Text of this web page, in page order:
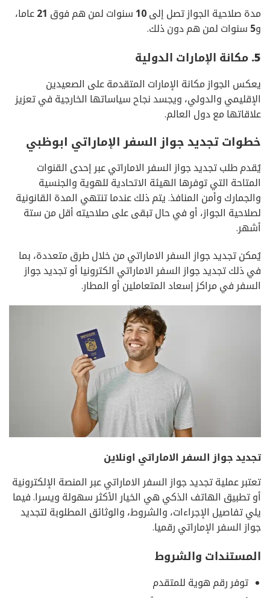
مدة صلاحية الجواز تصل إلى10سنوات لمن هم فوق21عاما،
و5سنوات لمن هم دون ذلك.
5. مكانة الإمارات الدولية
يعكس الجواز مكانة الإمارات المتقدمة على الصعيدين
الإقليمي والدولي، ويجسد نجاح سياساتها الخارجية في تعزيز
علاقاتها مع دول العالم.
خطوات تجديد جواز السفر الإماراتي ابوظبي
يُقدم طلب تجديد جواز السفر الاماراتي عبر إحدى القنوات
المتاحة التي توفرها الهيئة الاتحادية للهوية والجنسية
والجمارك وأمن المنافذ. يتم ذلك عندما تنتهي المدة القانونية
لصلاحية الجواز، أو في حال تبقى على صلاحيته أقل من ستة
أشهر.
يُمكن تجديد جواز السفر الاماراتي من خلال طرق متعددة، بما
في ذلك تجديد جواز السفر الاماراتي الكترونيا أو تجديد جواز
السفر في مراكز إسعاد المتعاملين أو المطار.
تجديد جواز السفر الاماراتي اونلاين
تعتبر عملية تجديد جواز السفر الاماراتي عبر المنصة الإلكترونية
أو تطبيق الهاتف الذكي هي الخيار الأكثر سهولة ويسرا. فيما
يلي تفاصيل الإجراءات، والشروط، والوثائق المطلوبة لتجديد
جواز السفر الإماراتي رقميا.
المستندات والشروط
توفر رقم هوية للمتقدم